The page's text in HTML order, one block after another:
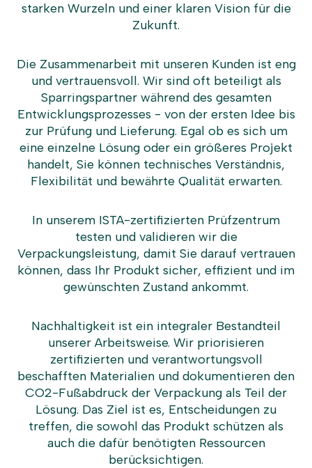
starken Wurzeln und einer klaren Vision für die
Zukunft.
Die Zusammenarbeit mit unseren Kunden ist eng
und vertrauensvoll. Wir sind oft beteiligt als
Sparringspartner während des gesamten
Entwicklungsprozesses - von der ersten Idee bis
zur Prüfung und Lieferung. Egal ob es sich um
eine einzelne Lösung oder ein größeres Projekt
handelt, Sie können technisches Verständnis,
Flexibilität und bewährte Qualität erwarten.
In unserem ISTA-zertifizierten Prüfzentrum
testen und validieren wir die
Verpackungsleistung, damit Sie darauf vertrauen
können, dass Ihr Produkt sicher, effizient und im
gewünschten Zustand ankommt.
Nachhaltigkeit ist ein integraler Bestandteil
unserer Arbeitsweise. Wir priorisieren
zertifizierten und verantwortungsvoll
beschafften Materialien und dokumentieren den
CO2-Fußabdruck der Verpackung als Teil der
Lösung. Das Ziel ist es, Entscheidungen zu
treffen, die sowohl das Produkt schützen als
auch die dafür benötigten Ressourcen
berücksichtigen.